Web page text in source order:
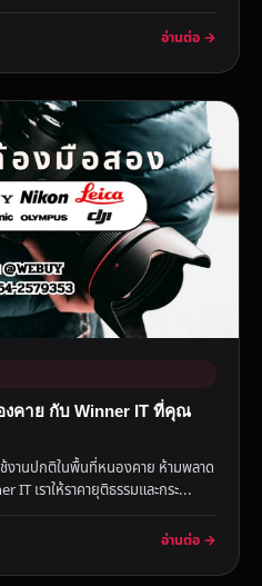
อ่านต่อ →
คาย กับ Winner IT ที่คุณ
งานปกติในพื้นที่หนองคาย ห้ามพลาด
เราให้ราคายุติธรรมและกระ...
อ่านต่อ →